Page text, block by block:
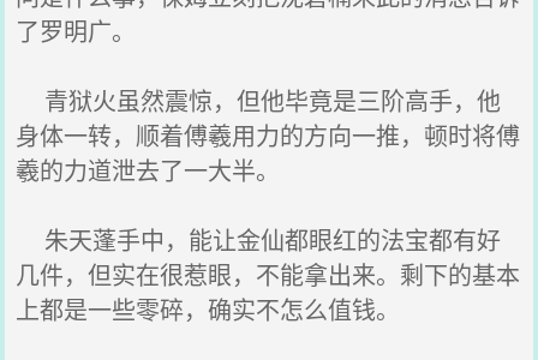
了罗明广。
青狱火虽然震惊，但他毕竟是三阶高手，他
身体一转，顺着傅羲用力的方向一推，顿时将傅
羲的力道泄去了一大半。
朱天蓬手中，能让金仙都眼红的法宝都有好
几件，但实在很惹眼，不能拿出来。剩下的基本
上都是一些零碎，确实不怎么值钱。